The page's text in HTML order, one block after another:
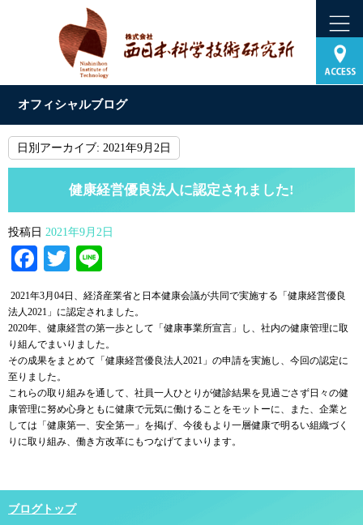
オフィシャルブログ
日別アーカイブ: 2021年9月2日
健康経営優良法人に認定されました!
投稿日 2021年9月2日
Facebook
Twitter
2021年3月04日、経済産業省と日本健康会議が共同で実施する「健康経営優良
法人2021」に認定されました。
2020年、健康経営の第一歩として「健康事業所宣言」し、社内の健康管理に取
り組んでまいりました。
その成果をまとめて「健康経営優良法人2021」の申請を実施し、今回の認定に
至りました。
これらの取り組みを通して、社員一人ひとりが健診結果を見過ごさず日々の健
康管理に努め心身ともに健康で元気に働けることをモットーに、また、企業と
しては「健康第一、安全第一」を掲げ、今後もより一層健康で明るい組織づく
りに取り組み、働き方改革にもつなげてまいります。
ブログトップ